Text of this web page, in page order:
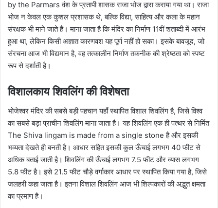
by the Parmars वंश के प्रतापी शासक राजा भोज द्वारा कराया गया था। राजा
भोज न केवल एक कुशल प्रशासक थे, बल्कि विद्या, साहित्य और कला के महान
संरक्षक भी माने जाते हैं। माना जाता है कि मंदिर का निर्माण 11वीं शताब्दी में आरंभ
हुआ था, लेकिन किसी अज्ञात कारणवश यह पूर्ण नहीं हो सका। इसके बावजूद, जो
संरचना आज भी विद्यमान है, वह तत्कालीन निर्माण तकनीक की श्रेष्ठता को स्पष्ट
रूप से दर्शाती है।
विशालकाय शिवलिंग की विशेषता
भोजेश्वर मंदिर की सबसे बड़ी पहचान यहाँ स्थापित विशाल शिवलिंग है, जिसे विश्व
का सबसे बड़ा प्राचीन शिवलिंग माना जाता है। यह शिवलिंग एक ही पत्थर से निर्मित
The Shiva lingam is made from a single stone है और इसकी
भव्यता देखते ही बनती है। आधार सहित इसकी कुल ऊँचाई लगभग 40 फीट से
अधिक बताई जाती है। शिवलिंग की ऊँचाई लगभग 7.5 फीट और व्यास लगभग
5.8 फीट है। इसे 21.5 फीट चौड़े वर्गाकार आधार पर स्थापित किया गया है, जिसे
जलहरी कहा जाता है। इतना विशाल शिवलिंग आज भी शिल्पकारों की अद्भुत क्षमता
का प्रमाण है।